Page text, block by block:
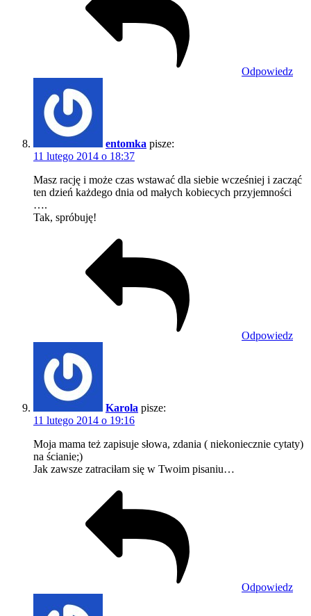
Odpowiedz
entomka pisze:
11 lutego 2014 o 18:37
Masz rację i może czas wstawać dla siebie wcześniej i zacząć
ten dzień każdego dnia od małych kobiecych przyjemności
….
Tak, spróbuję!
Odpowiedz
Karola pisze:
11 lutego 2014 o 19:16
Moja mama też zapisuje słowa, zdania ( niekoniecznie cytaty)
na ścianie;)
Jak zawsze zatraciłam się w Twoim pisaniu…
Odpowiedz